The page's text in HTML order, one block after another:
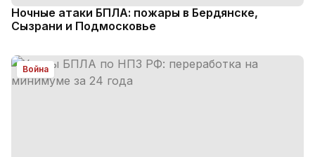
Ночные атаки БПЛА: пожары в Бердянске,
Сызрани и Подмосковье
Война